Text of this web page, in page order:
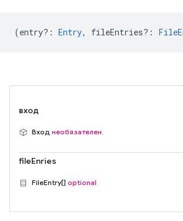
(entry? : Entry, fileEntries? :
вход
Вход необязателен.
fileEnries
FileEntry[] optional